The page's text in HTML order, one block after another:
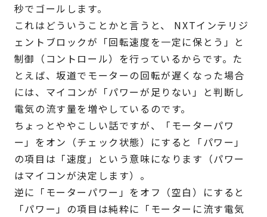
秒でゴールします。
これはどういうことかと言うと、 NXTインテリジ
ェントブロックが「回転速度を一定に保とう」と
制御（コントロール）を行っているからです。た
とえば、坂道でモーターの回転が遅くなった場合
には、マイコンが「パワーが足りない」と判断し
電気の流す量を増やしているのです。
ちょっとややこしい話ですが、「モーターパワ
ー」をオン（チェック状態）にすると「パワー」
の項目は「速度」という意味になります（パワー
はマイコンが決定します）。
逆に「モーターパワー」をオフ（空白）にすると
「パワー」の項目は純粋に「モーターに流す電気